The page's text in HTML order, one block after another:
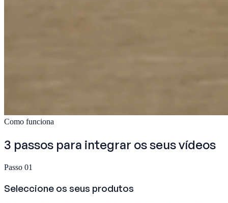
Como funciona
3 passos para integrar os seus vídeos
Passo 01
Seleccione os seus produtos